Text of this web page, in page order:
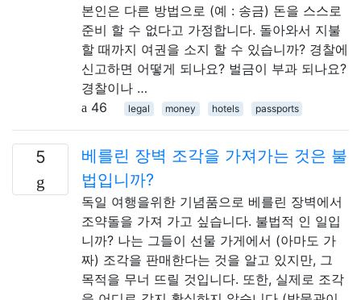
본인은 다른 방법으로 (예 : 송금) 돈을 스스로
준비 할 수 없다고 가정합니다. 돌아와서 지불
할 때까지 여권을 소지 할 수 있습니까? 경찰에
신고하면 어떻게 되나요? 벌금이 부과 되나요?
경찰이나 …
46
legal money hotels passports
5
베를린 장벽 조각을 가져가는 것은 불
법입니까?
독일 여행을위한 기념품으로 베를린 장벽에서
조약돌을 가져 가고 싶습니다. 불법적 인 일입
니까? 나는 그들이 선물 가게에서 (아마도 가
짜) 조각을 판매한다는 것을 알고 있지만, 그
목적을 무너 뜨릴 것입니다. 또한, 실제로 조각